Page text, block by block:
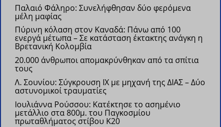
Παλαιό Φάληρο: Συνελήφθησαν δύο φερόμενα
μέλη μαφίας
Πύρινη κόλαση στον Καναδά: Πάνω από 100
ενεργά μέτωπα – Σε κατάσταση έκτακτης ανάγκη η
Βρετανική Κολομβία
20.000 άνθρωποι απομακρύνθηκαν από τα σπίτια
τους
Λ. Σουνίου: Σύγκρουση ΙΧ με μηχανή της ΔΙΑΣ – Δύο
αστυνομικοί τραυματίες
Ιουλιάννα Ρούσσου: Κατέκτησε το ασημένιο
μετάλλιο στα 800μ. του Παγκοσμίου
πρωταθλήματος στίβου Κ20